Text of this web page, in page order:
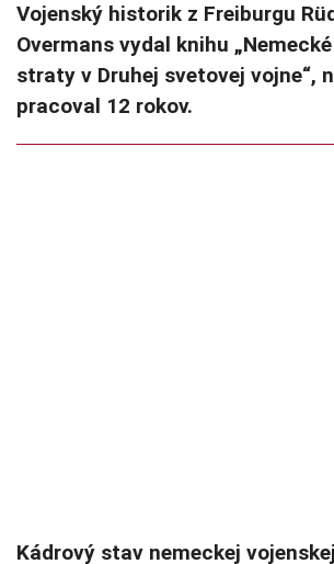
Vojenský historik z Freiburgu
Overmans vydal knihu
straty v Druhej svetovej vojne“,
pracoval 12 rokov.
Kádrový stav nemeckej